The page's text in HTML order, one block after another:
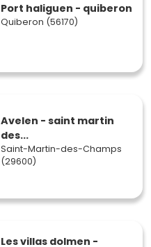
Port haliguen - quiberon
Quiberon (56170)
Avelen - saint martin
des...
Saint-Martin-des-Champs
(29600)
Les villas dolmen -